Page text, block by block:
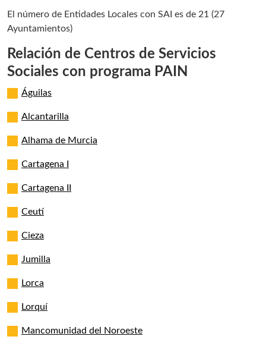
El número de Entidades Locales con SAI es de 21 (27
Ayuntamientos)
Relación de Centros de Servicios
Sociales con programa PAIN
Águilas
Alcantarilla
Alhama de Murcia
Cartagena I
Cartagena II
Ceutí
Cieza
Jumilla
Lorca
Lorquí
Mancomunidad del Noroeste